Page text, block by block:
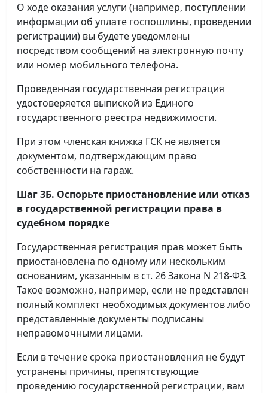
О ходе оказания услуги (например, поступлении
информации об уплате госпошлины, проведении
регистрации) вы будете уведомлены
посредством сообщений на электронную почту
или номер мобильного телефона.
Проведенная государственная регистрация
удостоверяется выпиской из Единого
государственного реестра недвижимости.
При этом членская книжка ГСК не является
документом, подтверждающим право
собственности на гараж.
Шаг 3Б. Оспорьте приостановление или отказ
в государственной регистрации права в
судебном порядке
Государственная регистрация прав может быть
приостановлена по одному или нескольким
основаниям, указанным в ст. 26 Закона N 218-ФЗ.
Такое возможно, например, если не представлен
полный комплект необходимых документов либо
представленные документы подписаны
неправомочными лицами.
Если в течение срока приостановления не будут
устранены причины, препятствующие
проведению государственной регистрации, вам